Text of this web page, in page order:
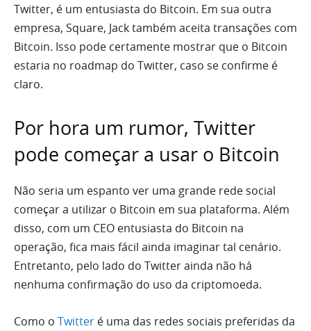
Twitter, é um entusiasta do Bitcoin. Em sua outra
empresa, Square, Jack também aceita transações com
Bitcoin. Isso pode certamente mostrar que o Bitcoin
estaria no roadmap do Twitter, caso se confirme é
claro.
Por hora um rumor, Twitter
pode começar a usar o Bitcoin
Não seria um espanto ver uma grande rede social
começar a utilizar o Bitcoin em sua plataforma. Além
disso, com um CEO entusiasta do Bitcoin na
operação, fica mais fácil ainda imaginar tal cenário.
Entretanto, pelo lado do Twitter ainda não há
nenhuma confirmação do uso da criptomoeda.
Como o Twitter é uma das redes sociais preferidas da